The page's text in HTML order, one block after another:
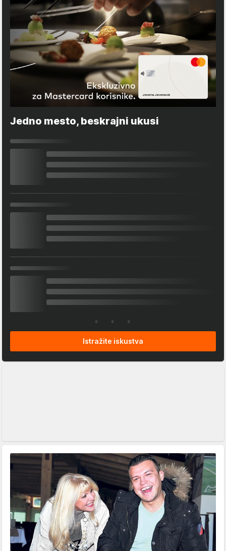
Jedno mesto, beskrajni ukusi
Istražite iskustva